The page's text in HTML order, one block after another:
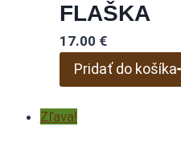
FLAŠKA
17.00 €
Pridať do košíka
Zľava!